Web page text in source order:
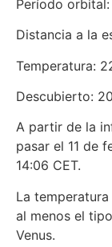
Período
Distancia a la
Temperatura:
Descubierto:
A partir de la
pasar el 11 de
14:06 CET.
La
al menos el
Venus.